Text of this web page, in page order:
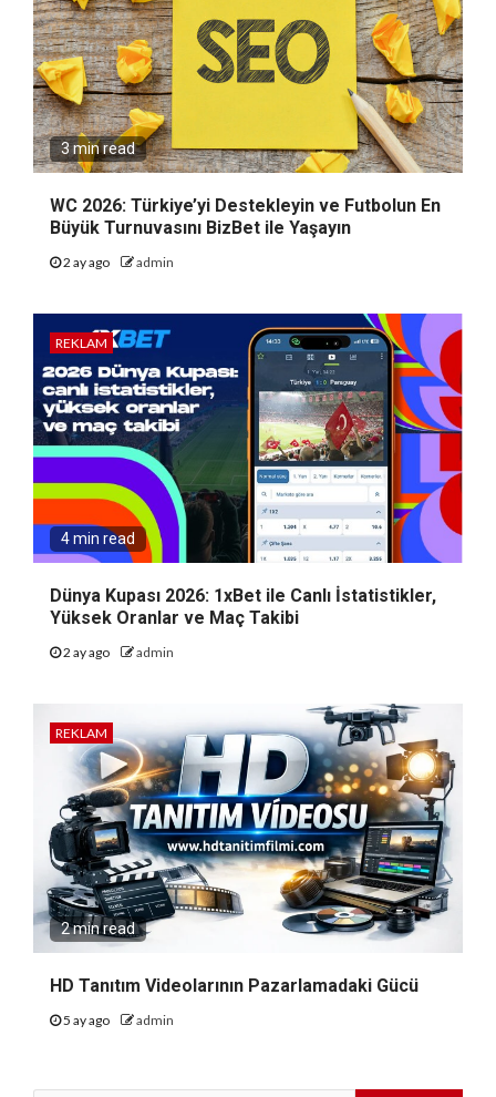
3 min read
WC 2026: Türkiye’yi Destekleyin ve Futbolun En
Büyük Turnuvasını BizBet ile Yaşayın
2 ay ago admin
REKLAM
4 min read
Dünya Kupası 2026: 1xBet ile Canlı İstatistikler,
Yüksek Oranlar ve Maç Takibi
2 ay ago admin
REKLAM
2 min read
HD Tanıtım Videolarının Pazarlamadaki Gücü
5 ay ago admin